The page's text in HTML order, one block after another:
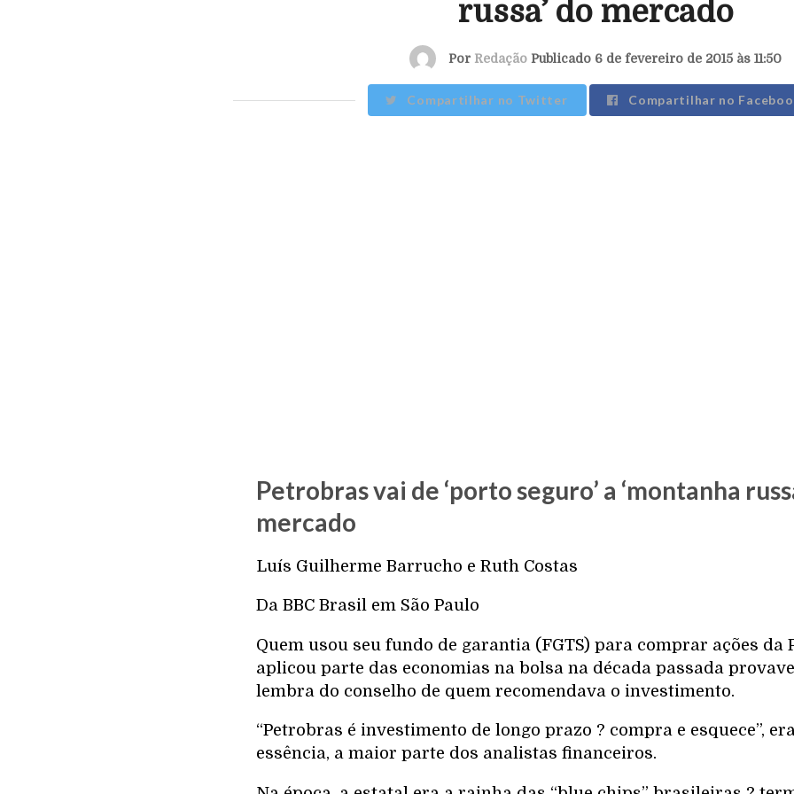
russa’ do mercado
Por Redação Publicado 6 de fevereiro de 2015 às 11:50
Compartilhar no Twitter Compartilhar no
Petrobras vai de ‘porto seguro’ a ‘montanha
mercado
Luís Guilherme Barrucho e Ruth Costas
Da BBC Brasil em São Paulo
Quem usou seu fundo de garantia (FGTS) para comprar ações da
aplicou parte das economias na bolsa na década passada
lembra do conselho de quem recomendava o investimento.
“Petrobras é investimento de longo prazo ? compra e esquece”,
essência, a maior parte dos analistas financeiros.